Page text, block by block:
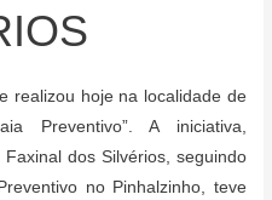
realizou hoje na localidade de
Preventivo”. A iniciativa,
dos Silvérios, seguindo
no Pinhalzinho, teve